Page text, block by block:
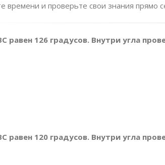
времени и проверьте свои знания прямо
равен 126 градусов. Внутри угла
равен 120 градусов. Внутри угла